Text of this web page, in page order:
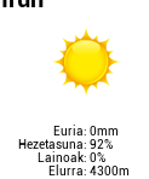
Euria: 0mm
Hezetasuna: 92%
Lainoak: 0%
Elurra: 4300m